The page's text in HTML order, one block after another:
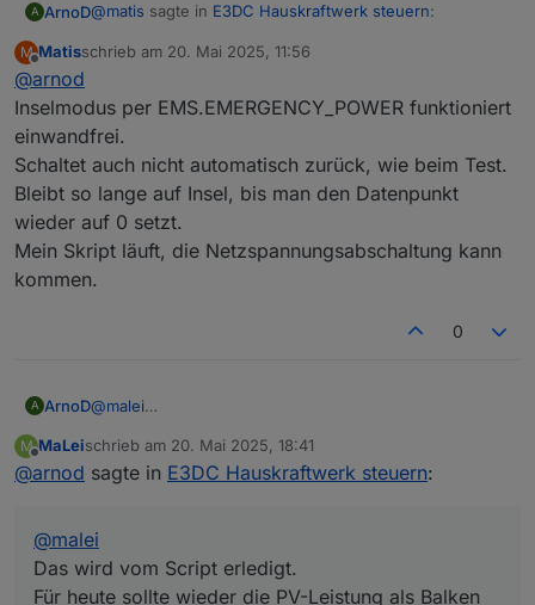
A ArnoD@matis sagte in E3DC Hauskraftwerk steuern:
Mutig :-)
Hätte mir das schon länger mal vorgenommen, aber da
ich diese Funktion aktuell nicht benötige, immer wieder
verschoben.
M
Offline
Matisschrieb am 20. Mai 2025, 11:56
zuletzt editiert von
@arnod
Inselmodus per EMS.EMERGENCY_POWER funktioniert
einwandfrei.
Schaltet auch nicht automatisch zurück, wie beim Test.
Bleibt so lange auf Insel, bis man den Datenpunkt
wieder auf 0 setzt.
Mein Skript läuft, die Netzspannungsabschaltung kann
kommen.
0
A ArnoD@malei
Für heute sollte wieder die PV-Leistung als Balken
dargestellt werden.
M
Offline
MaLeischrieb am 20. Mai 2025, 18:41
zuletzt editiert von
@arnod sagte in E3DC Hauskraftwerk steuern:
@malei
Das wird vom Script erledigt.
Für heute sollte wieder die PV-Leistung als Balken